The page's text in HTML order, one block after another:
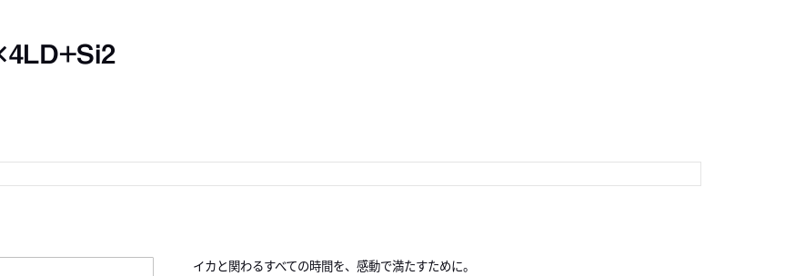
×4LD+Si2
イカと関わるすべての時間を、感動で満たすために。